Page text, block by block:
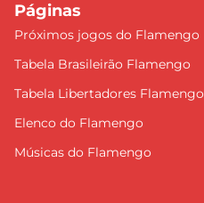
Páginas
Próximos jogos do Flamengo
Tabela Brasileirão Flamengo
Tabela Libertadores Flamengo
Elenco do Flamengo
Músicas do Flamengo